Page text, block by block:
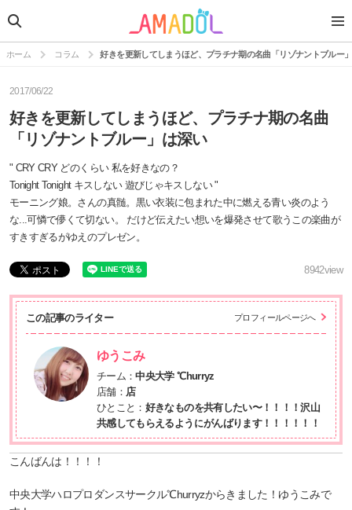
ホーム コラム 好きを更新してしまうほど、プラチナ期の名曲「リゾナントブルー
2017/06/22
好きを更新してしまうほど、プラチナ期の名曲
「リゾナントブルー」は深い
" CRY CRY どのくらい 私を好きなの？
Tonight Tonight キスしない 遊びじゃキスしない "
モーニング娘。さんの真髄。黒い衣装に包まれた中に燃える青い炎のよう
な...可憐で儚くて切ない。 だけど伝えたい想いを爆発させて歌うこの楽曲が
すきすぎるがゆえのプレゼン。
8942view
この記事のライター プロフィールページへ
ゆうこみ
チーム：中央大学 ℃hurryz
店舗： 店
ひとこと： 好きなものを共有したい〜！！！！沢山
共感してもらえるようにがんばります！！！！！！
こんばんは！！！！
中央大学ハロプロダンスサークル℃hurryzからきました！ゆうこみで